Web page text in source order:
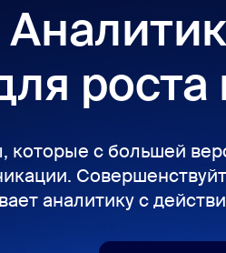
Notes
которые с большей
аналитику с